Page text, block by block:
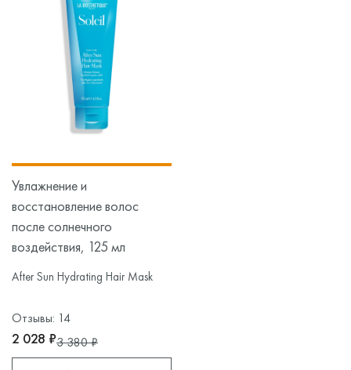
Увлажнение и
восстановление волос
после солнечного
воздействия, 125 мл
After Sun Hydrating Hair Mask
Отзывы: 14
2 028 ₽3 380 ₽